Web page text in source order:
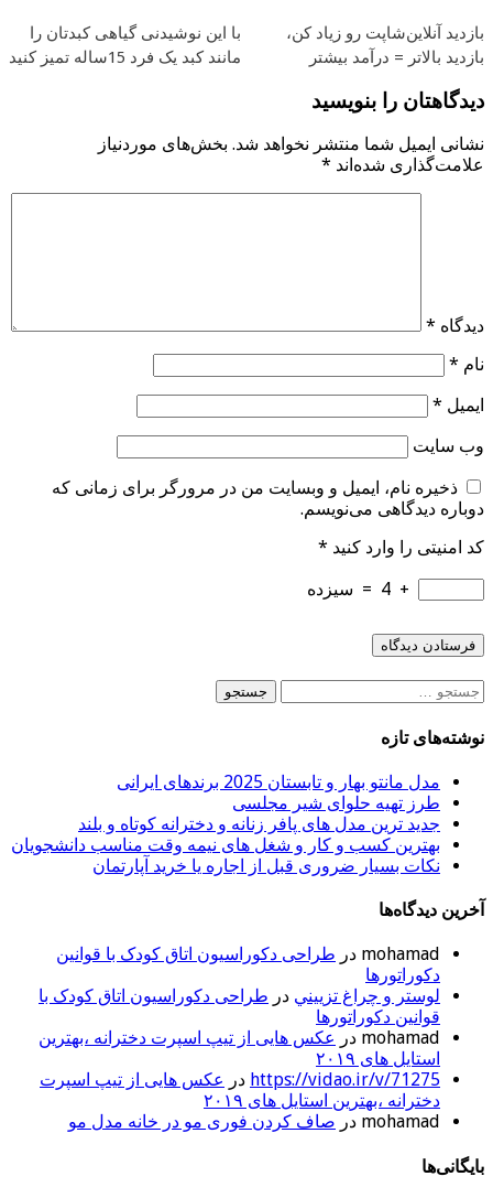
بازدید آنلاین‌شاپت رو زیاد کن،
بازدید بالاتر = درآمد بیشتر
با این نوشیدنی گیاهی کبدتان را
مانند کبد یک فرد 15ساله تمیز کنید
دیدگاهتان را بنویسید
نشانی ایمیل شما منتشر نخواهد شد. بخش‌های موردنیاز
علامت‌گذاری شده‌اند *
دیدگاه *
نام *
ایمیل *
وب‌ سایت
ذخیره نام، ایمیل و وبسایت من در مرورگر برای زمانی که
دوباره دیدگاهی می‌نویسم.
کد امنیتی را وارد کنید *
+
4
= سیزده
جستجو
نوشته‌های تازه
مدل مانتو بهار و تابستان 2025 برندهای ایرانی
طرز تهیه حلوای شیر مجلسی
جدید ترین مدل های پافر زنانه و دخترانه کوتاه و بلند
بهترین کسب و کار و شغل های نیمه وقت مناسب دانشجویان
نکات بسیار ضروری قبل از اجاره یا خرید آپارتمان
آخرین دیدگاه‌ها
mohamad در طراحی دکوراسیون اتاق کودک با قوانین
دکوراتورها
لوستر و چراغ تزييني در طراحی دکوراسیون اتاق کودک با
قوانین دکوراتورها
mohamad در عکس هایی از تیپ اسپرت دخترانه ،بهترین
استایل های ۲۰۱۹
https://vidao.ir/v/71275 در عکس هایی از تیپ اسپرت
دخترانه ،بهترین استایل های ۲۰۱۹
mohamad در صاف کردن فوری مو در خانه مدل مو
بایگانی‌ها